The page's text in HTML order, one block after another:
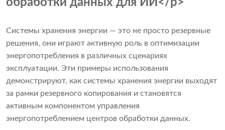
обработки данных для ИИ</p>
Системы хранения энергии — это не просто резервные
решения, они играют активную роль в оптимизации
энергопотребления в различных сценариях
эксплуатации. Эти примеры использования
демонстрируют, как системы хранения энергии выходят
за рамки резервного копирования и становятся
активным компонентом управления
энергопотреблением центров обработки данных.